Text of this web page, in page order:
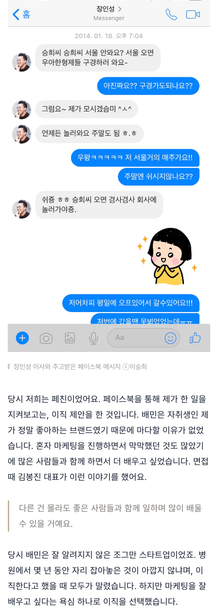
장인성 이사와 주고받은 페이스북 메시지 ⓒ이승희
당시 저희는 페친이었어요. 페이스북을 통해 제가 한 일을
지켜보고는, 이직 제안을 한 것입니다. 배민은 자취생인 제
가 정말 좋아하는 브랜드였기 때문에 마다할 이유가 없었
습니다. 혼자 마케팅을 진행하면서 막막했던 것도 많았기
에 많은 사람들과 함께 하면서 더 배우고 싶었습니다. 면접
때 김봉진 대표가 이런 이야기를 했어요.
다른 건 몰라도 좋은 사람들과 함께 일하며 많이 배울
수 있을 거예요.
당시 배민은 잘 알려지지 않은 조그만 스타트업이었죠. 병
원에서 몇 년 동안 자리 잡아놓은 것이 아깝지 않냐며, 이
직한다고 했을 때 모두가 말렸습니다. 하지만 마케팅을 잘
배우고 싶다는 욕심 하나로 이직을 선택했습니다.